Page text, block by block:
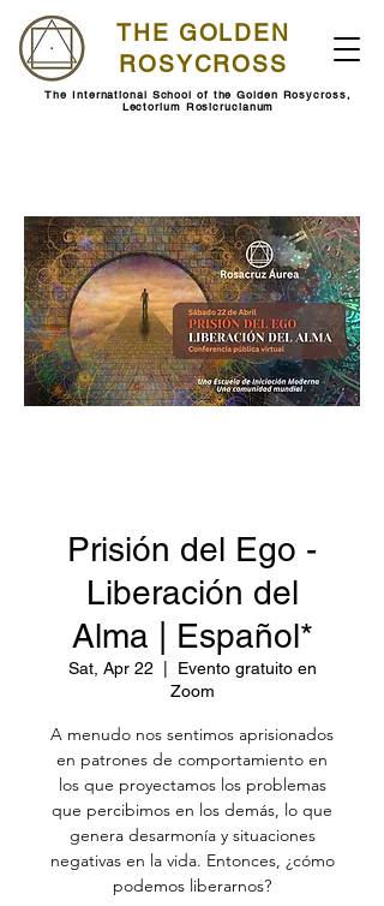
THE GOLDEN
ROSYCROSS
The International School of the Golden Rosycross,
Lectorium Rosicrucianum
Prisión del Ego -
Liberación del
Alma | Español*
Sat, Apr 22
Evento gratuito en
Zoom
A menudo nos sentimos aprisionados
en patrones de comportamiento en
los que proyectamos los problemas
que percibimos en los demás, lo que
genera desarmonía y situaciones
negativas en la vida. Entonces, ¿cómo
podemos liberarnos?